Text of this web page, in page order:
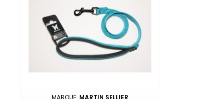
MARQUE: MARTIN SELLIER